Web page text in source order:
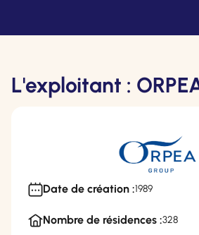
L'exploitant :
Date de création :1989
Nombre de résidences :328